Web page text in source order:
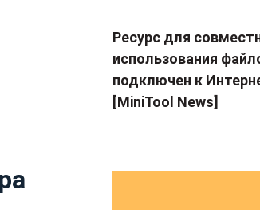
Ресурс для
использования
подключен к
[MiniTool News]